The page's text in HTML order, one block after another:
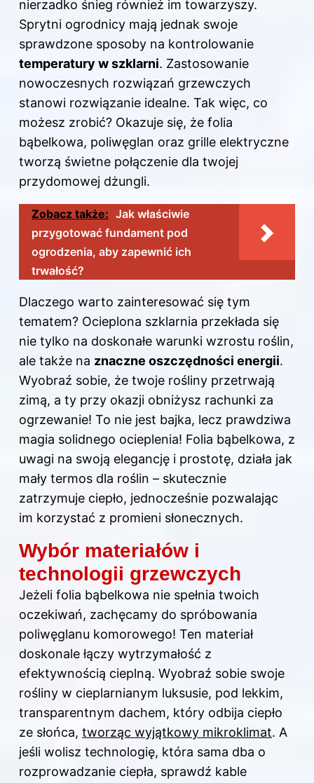
nierzadko śnieg również im towarzyszy.
Sprytni ogrodnicy mają jednak swoje
sprawdzone sposoby na kontrolowanie
temperatury w szklarni. Zastosowanie
nowoczesnych rozwiązań grzewczych
stanowi rozwiązanie idealne. Tak więc, co
możesz zrobić? Okazuje się, że folia
bąbelkowa, poliwęglan oraz grille elektryczne
tworzą świetne połączenie dla twojej
przydomowej dżungli.
Zobacz także: Jak właściwie
przygotować fundament pod
ogrodzenia, aby zapewnić ich
trwałość?
Dlaczego warto zainteresować się tym
tematem? Ocieplona szklarnia przekłada się
nie tylko na doskonałe warunki wzrostu roślin,
ale także na znaczne oszczędności energii.
Wyobraź sobie, że twoje rośliny przetrwają
zimą, a ty przy okazji obniżysz rachunki za
ogrzewanie! To nie jest bajka, lecz prawdziwa
magia solidnego ocieplenia! Folia bąbelkowa, z
uwagi na swoją elegancję i prostotę, działa jak
mały termos dla roślin – skutecznie
zatrzymuje ciepło, jednocześnie pozwalając
im korzystać z promieni słonecznych.
Wybór materiałów i
technologii grzewczych
Jeżeli folia bąbelkowa nie spełnia twoich
oczekiwań, zachęcamy do spróbowania
poliwęglanu komorowego! Ten materiał
doskonale łączy wytrzymałość z
efektywnością cieplną. Wyobraź sobie swoje
rośliny w cieplarnianym luksusie, pod lekkim,
transparentnym dachem, który odbija ciepło
ze słońca, tworząc wyjątkowy mikroklimat. A
jeśli wolisz technologię, która sama dba o
rozprowadzanie ciepła, sprawdź kable